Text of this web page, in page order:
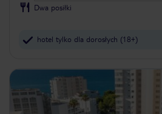
Dwa posiłki
hotel tylko dla dorosłych (18+)